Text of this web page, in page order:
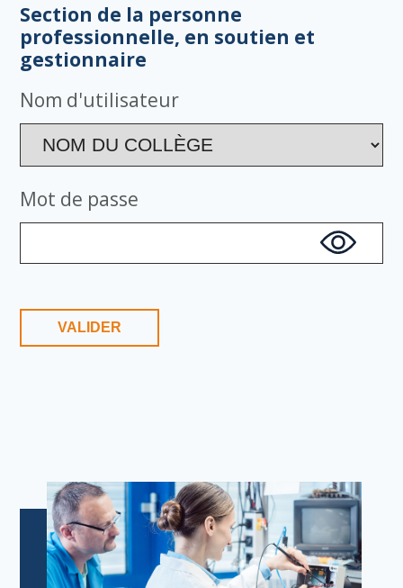
Section de la personne
professionnelle, en soutien et
gestionnaire
Nom d'utilisateur
Mot de passe